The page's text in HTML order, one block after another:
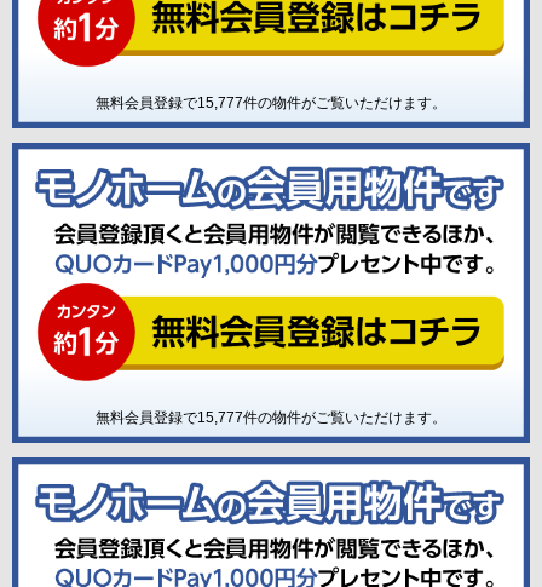
無料会員登録で15,777件の物件がご覧いただけます。
無料会員登録で15,777件の物件がご覧いただけます。